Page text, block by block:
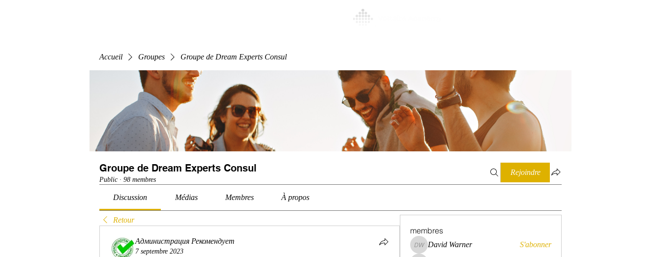
Accueil Groupes Groupe de Dream Experts Consul
Groupe de Dream Experts Consul
Public · 98 membres
Rejoindre
Discussion Médias Membres À propos
Retour
Администрация Рекомендует
7 septembre 2023
membres
David Warner
David Warner S'abonner